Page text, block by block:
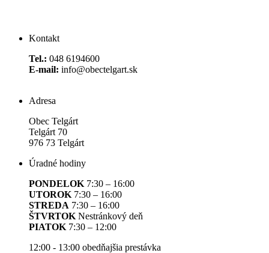
Kontakt
Tel.: 048 6194600
E-mail: info@obectelgart.sk
Adresa
Obec Telgárt
Telgárt 70
976 73 Telgárt
Úradné hodiny
PONDELOK 7:30 – 16:00
UTOROK 7:30 – 16:00
STREDA 7:30 – 16:00
ŠTVRTOK Nestránkový deň
PIATOK 7:30 – 12:00
12:00 - 13:00 obedňajšia prestávka